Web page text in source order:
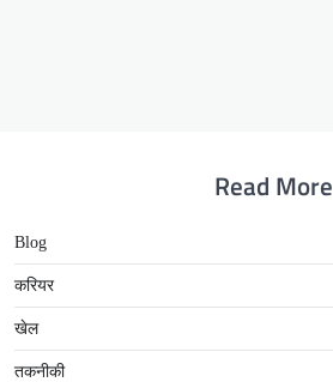
Read More
Blog
करियर
खेल
तकनीकी